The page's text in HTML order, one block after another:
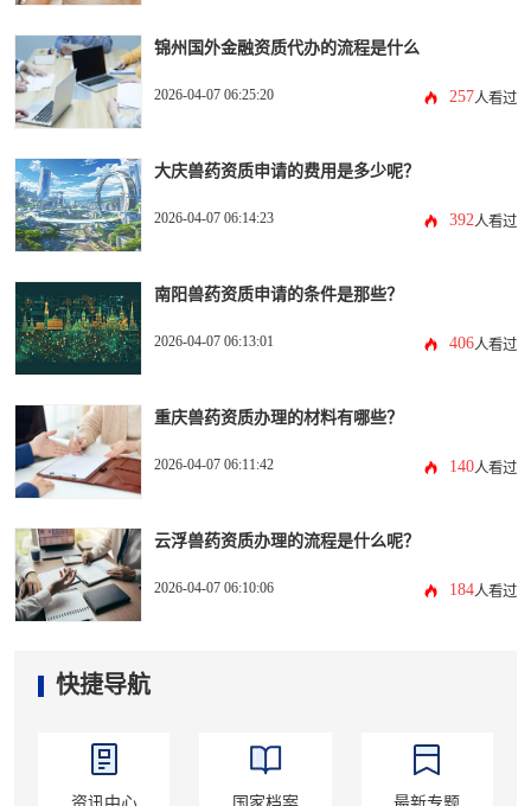
锦州国外金融资质代办的流程是什么
2026-04-07 06:25:20 257人看过
大庆兽药资质申请的费用是多少呢？
2026-04-07 06:14:23 392人看过
南阳兽药资质申请的条件是那些？
2026-04-07 06:13:01 406人看过
重庆兽药资质办理的材料有哪些？
2026-04-07 06:11:42 140人看过
云浮兽药资质办理的流程是什么呢？
2026-04-07 06:10:06 184人看过
快捷导航